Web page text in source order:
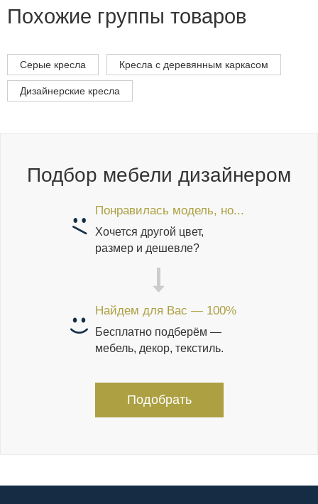
Похожие группы товаров
Серые кресла Кресла с деревянным каркасом
Дизайнерские кресла
Подбор мебели дизайнером
Понравилась модель, но...
Хочется другой цвет,
размер и дешевле?
Найдем для Вас — 100%
Бесплатно подберём —
мебель, декор, текстиль.
Подобрать